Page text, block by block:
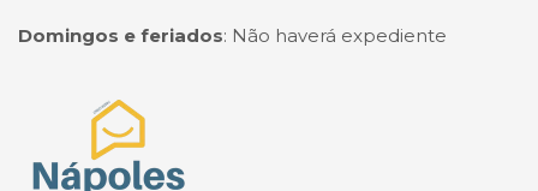
Domingos e feriados: Não haverá expediente
Página inicial